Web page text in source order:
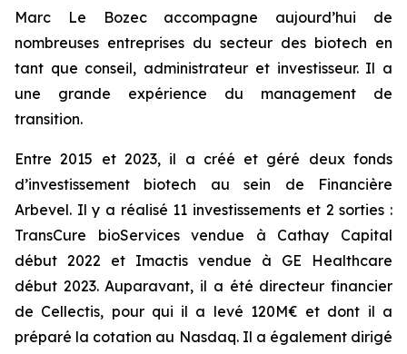
Marc Le Bozec accompagne aujourd’hui de
nombreuses entreprises du secteur des biotech en
tant que conseil, administrateur et investisseur. Il a
une grande expérience du management de
transition.
Entre 2015 et 2023, il a créé et géré deux fonds
d’investissement biotech au sein de Financière
Arbevel. Il y a réalisé 11 investissements et 2 sorties :
TransCure bioServices vendue à Cathay Capital
début 2022 et Imactis vendue à GE Healthcare
début 2023. Auparavant, il a été directeur financier
de Cellectis, pour qui il a levé 120M€ et dont il a
préparé la cotation au Nasdaq. Il a également dirigé